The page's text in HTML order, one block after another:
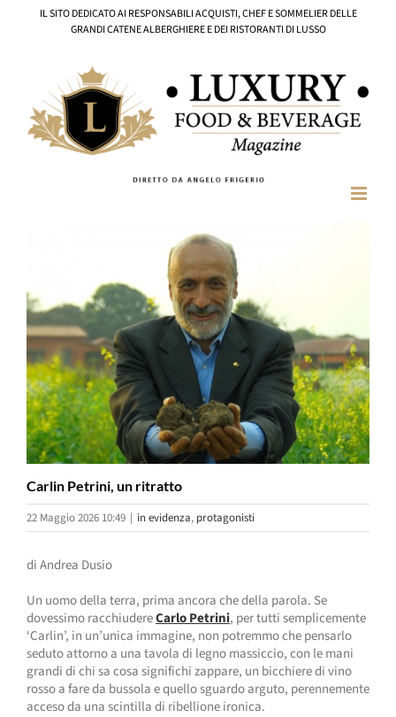
IL SITO DEDICATO AI RESPONSABILI ACQUISTI, CHEF E SOMMELIER DELLE
GRANDI CATENE ALBERGHIERE E DEI RISTORANTI DI LUSSO
Carlin Petrini, un ritratto
22 Maggio 2026 10:49 | in evidenza, protagonisti
di Andrea Dusio
Un uomo della terra, prima ancora che della parola. Se
dovessimo racchiudereCarlo Petrini, per tutti semplicemente
‘Carlin’, in un’unica immagine, non potremmo che pensarlo
seduto attorno a una tavola di legno massiccio, con le mani
grandi di chi sa cosa significhi zappare, un bicchiere di vino
rosso a fare da bussola e quello sguardo arguto, perennemente
acceso da una scintilla di ribellione ironica.